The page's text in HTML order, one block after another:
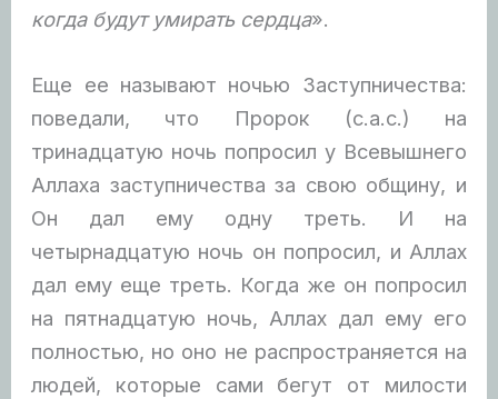
когда будут умирать сердца».
Еще ее называют ночью Заступничества:
поведали, что Пророк (с.а.с.) на
тринадцатую ночь попросил у Всевышнего
Аллаха заступничества за свою общину, и
Он дал ему одну треть. И на
четырнадцатую ночь он попросил, и Аллах
дал ему еще треть. Когда же он попросил
на пятнадцатую ночь, Аллах дал ему его
полностью, но оно не распространяется на
людей, которые сами бегут от милости